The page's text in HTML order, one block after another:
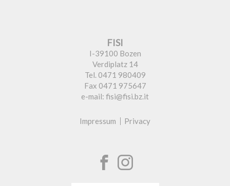
FISI
I-39100 Bozen
Verdiplatz 14
Tel. 0471 980409
Fax 0471 975647
e-mail: fisi@fisi.bz.it
Impressum Privacy